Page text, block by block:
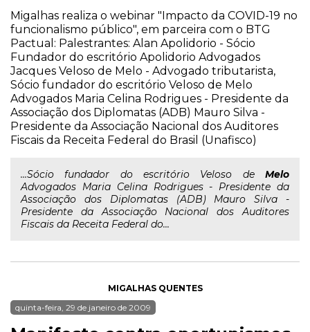
Migalhas realiza o webinar "Impacto da COVID-19 no
funcionalismo público", em parceira com o BTG
Pactual: Palestrantes: Alan Apolidorio - Sócio
Fundador do escritório Apolidorio Advogados
Jacques Veloso de Melo - Advogado tributarista,
Sócio fundador do escritório Veloso de Melo
Advogados Maria Celina Rodrigues - Presidente da
Associação dos Diplomatas (ADB) Mauro Silva -
Presidente da Associação Nacional dos Auditores
Fiscais da Receita Federal do Brasil (Unafisco)
...Sócio fundador do escritório Veloso de Melo
Advogados Maria Celina Rodrigues - Presidente da
Associação dos Diplomatas (ADB) Mauro Silva -
Presidente da Associação Nacional dos Auditores
Fiscais da Receita Federal do...
MIGALHAS QUENTES
quinta-feira, 29 de janeiro de 2009